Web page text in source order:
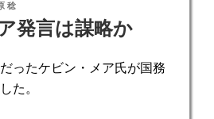
稔
発言は謀略か
ったケビン・メア氏が国務
た。